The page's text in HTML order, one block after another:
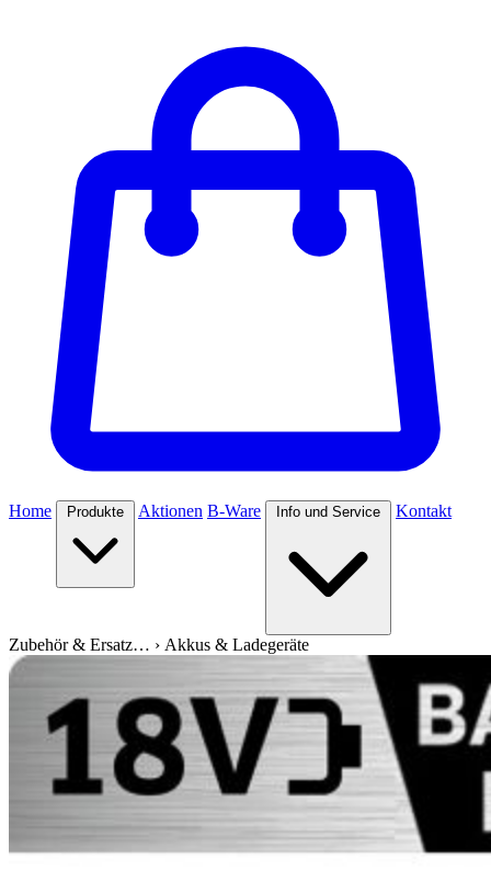
Home Produkte Aktionen B-Ware Info und Service Kontakt
Zubehör & Ersatz… › Akkus & Ladegeräte